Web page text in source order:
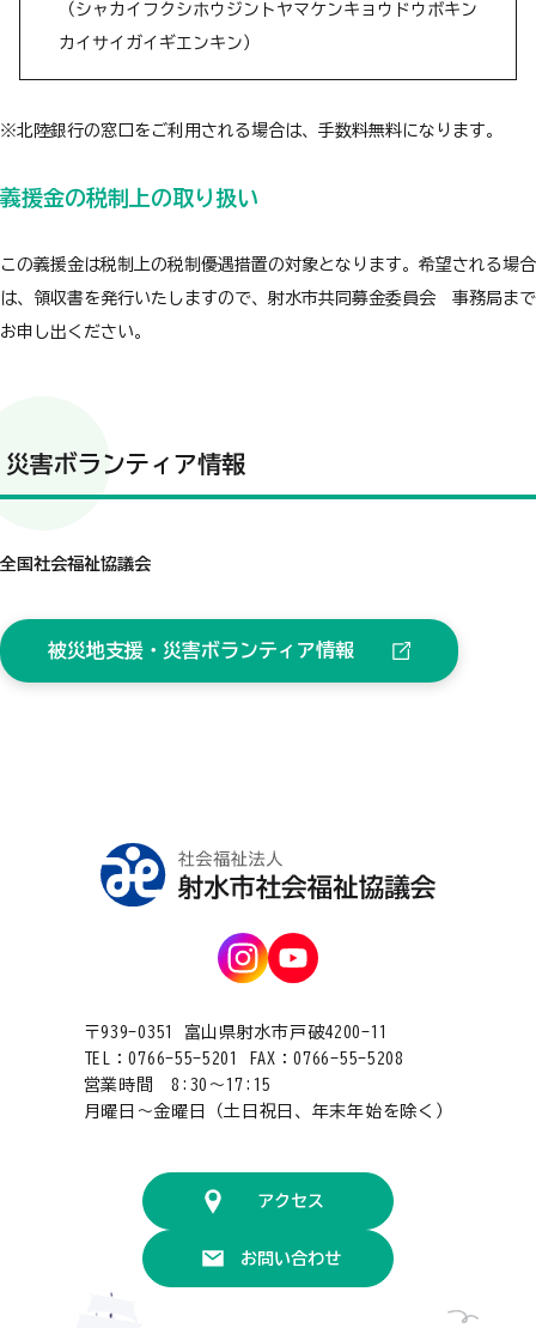
（シャカイフクシホウジントヤマケンキョウドウボキン
カイサイガイギエンキン）
※北陸銀行の窓口をご利用される場合は、手数料無料になります。
義援金の税制上の取り扱い
この義援金は税制上の税制優遇措置の対象となります。希望される場合
は、領収書を発行いたしますので、射水市共同募金委員会 事務局まで
お申し出ください。
災害ボランティア情報
全国社会福祉協議会
被災地支援・災害ボランティア情報
〒939-0351 富山県射水市戸破4200-11
TEL：0766-55-5201 FAX：0766-55-5208
営業時間 8:30〜17:15
月曜日〜金曜日（土日祝日、年末年始を除く）
アクセス
お問い合わせ